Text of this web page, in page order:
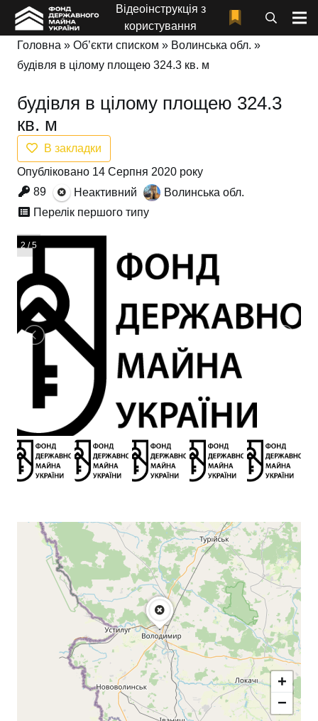
Відеоінструкція з
користування
Головна » Об’єкти списком » Волинська обл. »
будівля в цілому площею 324.3 кв. м
будівля в цілому площею 324.3
кв. м
В закладки
Опубліковано 14 Серпня 2020 року
89
Неактивний
Волинська обл.
Перелік першого типу
2 / 5
+
−